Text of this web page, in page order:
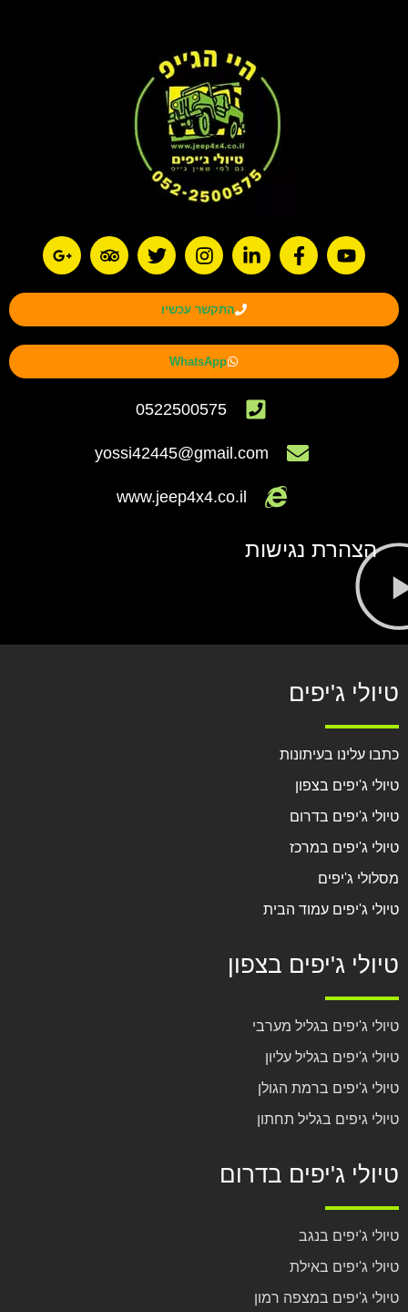
התקשר עכשיו
WhatsApp
0522500575
yossi42445@gmail.com
www.jeep4x4.co.il
הצהרת נגישות
טיולי ג'יפים
כתבו עלינו בעיתונות
טיולי ג'יפים בצפון
טיולי ג'יפים בדרום
טיולי ג'יפים במרכז
מסלולי ג'יפים
טיולי ג'יפים עמוד הבית
טיולי ג'יפים בצפון
טיולי ג'יפים בגליל מערבי
טיולי ג'יפים בגליל עליון
טיולי ג'יפים ברמת הגולן
טיולי גיפים בגליל תחתון
טיולי ג'יפים בדרום
טיולי ג'יפים בנגב
טיולי ג'יפים באילת
טיולי ג'יפים במצפה רמון